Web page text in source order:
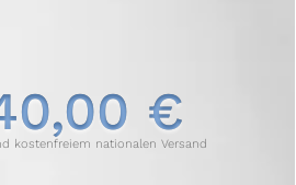
€
kostenfreiem nationalen Versand